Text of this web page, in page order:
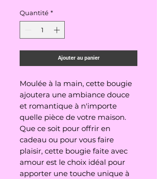
Quantité *
Ajouter au panier
Moulée à la main, cette bougie
ajoutera une ambiance douce
et romantique à n'importe
quelle pièce de votre maison.
Que ce soit pour offrir en
cadeau ou pour vous faire
plaisir, cette bougie faite avec
amour est le choix idéal pour
apporter une touche unique à